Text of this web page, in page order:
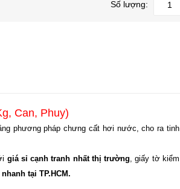
Số lượng:
Can, Phuy)
phương pháp chưng cất hơi nước, cho ra tinh
giá sỉ cạnh tranh nhất thị trường, giấy tờ kiểm
tại TP.HCM.